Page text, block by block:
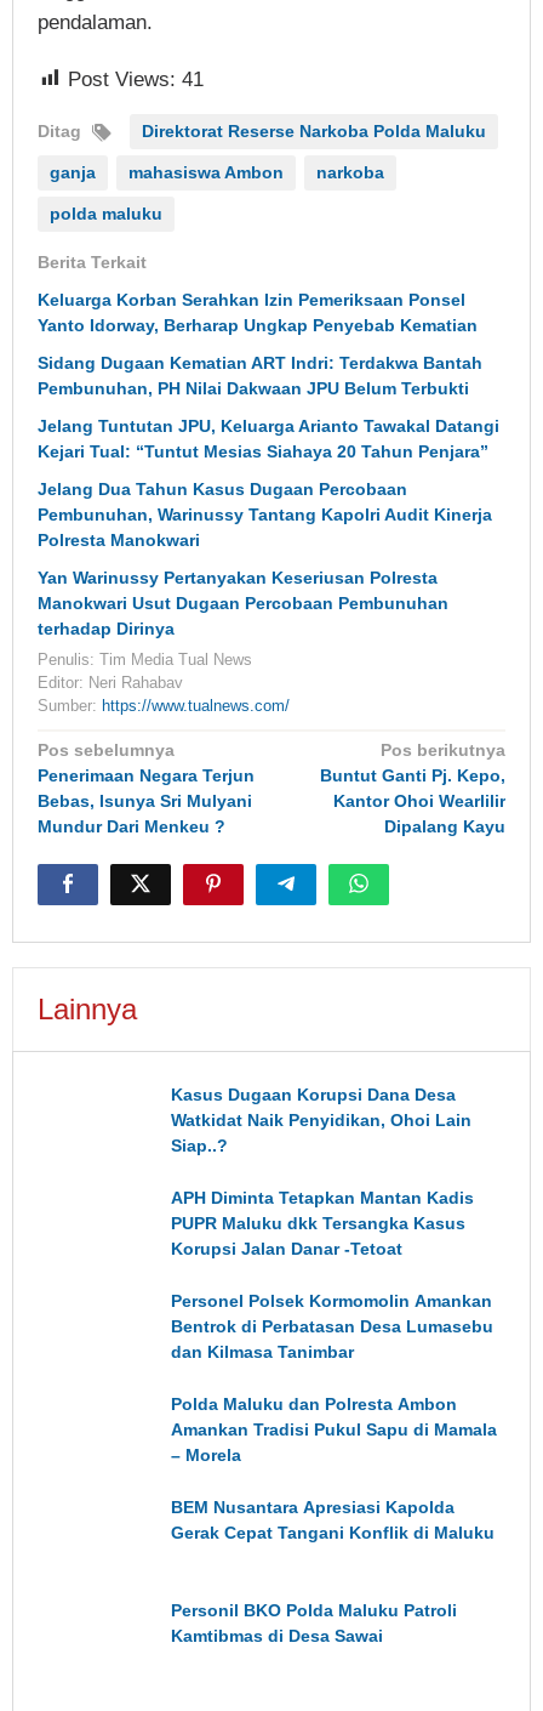
pendalaman.
Post Views: 41
Ditag Direktorat Reserse Narkoba Polda Maluku
ganja mahasiswa Ambon narkoba
polda maluku
Berita Terkait
Keluarga Korban Serahkan Izin Pemeriksaan Ponsel
Yanto Idorway, Berharap Ungkap Penyebab Kematian
Sidang Dugaan Kematian ART Indri: Terdakwa Bantah
Pembunuhan, PH Nilai Dakwaan JPU Belum Terbukti
Jelang Tuntutan JPU, Keluarga Arianto Tawakal Datangi
Kejari Tual: “Tuntut Mesias Siahaya 20 Tahun Penjara”
Jelang Dua Tahun Kasus Dugaan Percobaan
Pembunuhan, Warinussy Tantang Kapolri Audit Kinerja
Polresta Manokwari
Yan Warinussy Pertanyakan Keseriusan Polresta
Manokwari Usut Dugaan Percobaan Pembunuhan
terhadap Dirinya
Penulis: Tim Media Tual News
Editor: Neri Rahabav
Sumber: https://www.tualnews.com/
Navigasi
pos
Pos sebelumnya
Penerimaan Negara Terjun
Bebas, Isunya Sri Mulyani
Mundur Dari Menkeu ?
Pos berikutnya
Buntut Ganti Pj. Kepo,
Kantor Ohoi Wearlilir
Dipalang Kayu
Lainnya
Kasus Dugaan Korupsi Dana Desa
Watkidat Naik Penyidikan, Ohoi Lain
Siap..?
APH Diminta Tetapkan Mantan Kadis
PUPR Maluku dkk Tersangka Kasus
Korupsi Jalan Danar -Tetoat
Personel Polsek Kormomolin Amankan
Bentrok di Perbatasan Desa Lumasebu
dan Kilmasa Tanimbar
Polda Maluku dan Polresta Ambon
Amankan Tradisi Pukul Sapu di Mamala
– Morela
BEM Nusantara Apresiasi Kapolda
Gerak Cepat Tangani Konflik di Maluku
Personil BKO Polda Maluku Patroli
Kamtibmas di Desa Sawai